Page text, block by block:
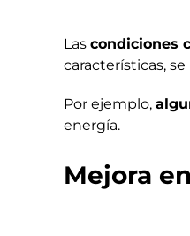
Las condiciones
características,
Por ejemplo,
energía.
Mejora